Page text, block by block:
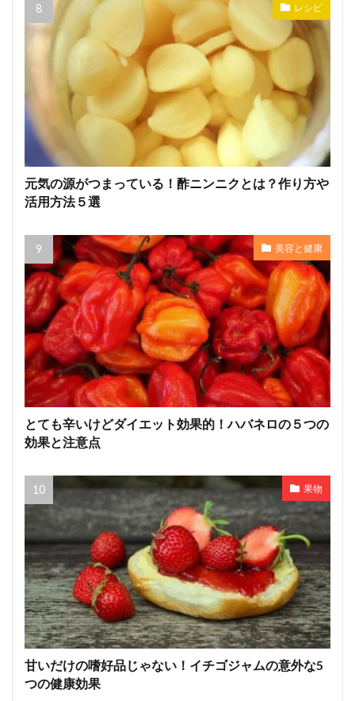
レシピ
元気の源がつまっている！酢ニンニクとは？作り方や
活用方法５選
美容と健康
とても辛いけどダイエット効果的！ハバネロの５つの
効果と注意点
果物
甘いだけの嗜好品じゃない！イチゴジャムの意外な5
つの健康効果